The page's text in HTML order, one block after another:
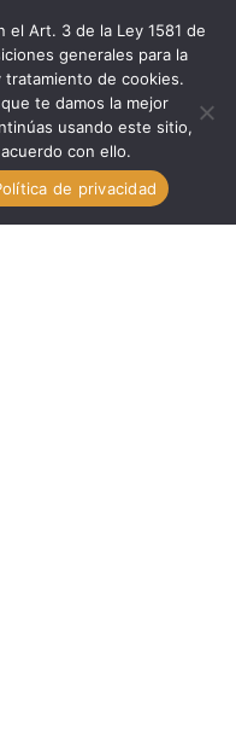
CAT III 600V AUTOM //
el Art. 3 de la Ley 1581 de
generales para la
de cookies.
te damos la mejor
usando este sitio,
con ello.
de privacidad